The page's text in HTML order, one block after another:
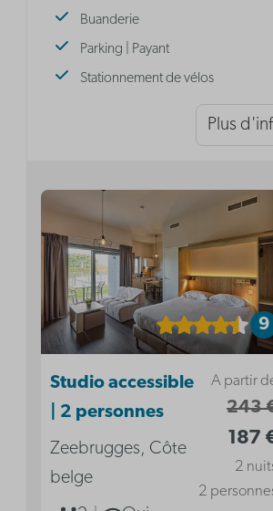
Buanderie
Parking | Payant
Stationnement de vélos
Plus
9
A partir
243
187
2
2
Studio accessible
| 2 personnes
Zeebrugges, Côte
belge